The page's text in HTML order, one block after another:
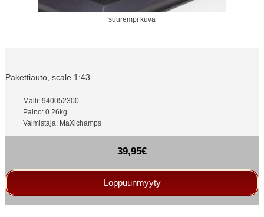
suurempi kuva
Pakettiauto, scale 1:43
Malli: 940052300
Paino: 0.26kg
Valmistaja: MaXichamps
39,95€
Loppuunmyyty